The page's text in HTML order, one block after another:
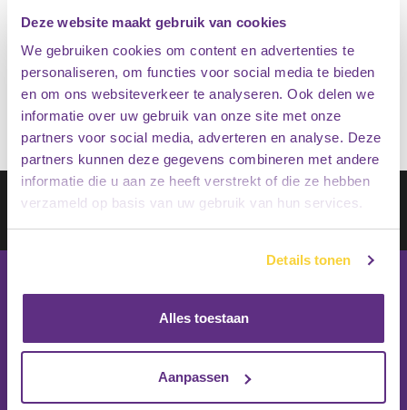
Deze website maakt gebruik van cookies
We gebruiken cookies om content en advertenties te
personaliseren, om functies voor social media te bieden
en om ons websiteverkeer te analyseren. Ook delen we
informatie over uw gebruik van onze site met onze
partners voor social media, adverteren en analyse. Deze
partners kunnen deze gegevens combineren met andere
informatie die u aan ze heeft verstrekt of die ze hebben
verzameld op basis van uw gebruik van hun services.
Details tonen
Alles toestaan
Aanpassen
Op voorraad €34.95
€43.95